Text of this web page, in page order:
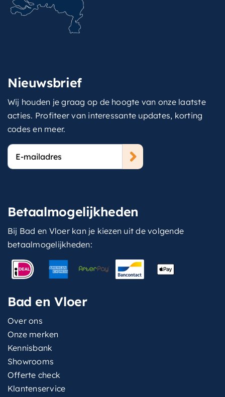
Nieuwsbrief
Wij houden je graag op de hoogte van onze laatste
acties. Profiteer van interessante updates, korting
codes en meer.
E-
mailadres
Betaalmogelijkheden
Bij Bad en Vloer kan je kiezen uit de volgende
betaalmogelijkheden:
Bad en Vloer
Over ons
Onze merken
Kennisbank
Showrooms
Offerte check
Klantenservice